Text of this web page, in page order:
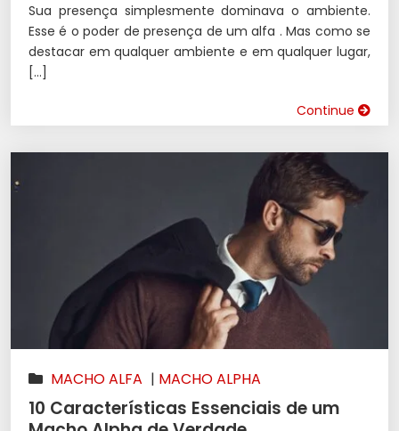
Sua presença simplesmente dominava o ambiente.
Esse é o poder de presença de um alfa . Mas como se
destacar em qualquer ambiente e em qualquer lugar,
[…]
Continue
MACHO ALFA | MACHO ALPHA
10 Características Essenciais de um